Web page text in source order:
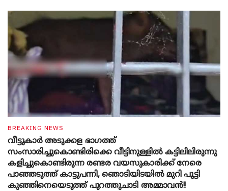
BREAKING NEWS
വീട്ടുകാർ അ‌ടുക്കള ഭാ​ഗത്ത്
സംസാരിച്ചുകൊണ്ടിരിക്കെ വീട്ടിനുള്ളിൽ കട്ടിലിലിരുന്നു
കളിച്ചുകൊണ്ടിരുന്ന രണ്ടര വയസുകാരിക്ക് നേരെ
പാഞ്ഞടുത്ത് കാട്ടുപന്നി, ‍ഞൊടിയി‌ടയിൽ മുറി പൂട്ടി
കുഞ്ഞിനെയെടുത്ത് പുറത്തുചാടി അമ്മാവൻ!!